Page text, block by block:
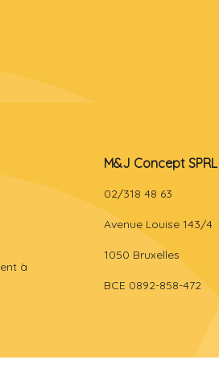
à
M&J Concept SPRL
02/318 48 63
Avenue Louise 143/4
1050 Bruxelles
BCE 0892-858-472